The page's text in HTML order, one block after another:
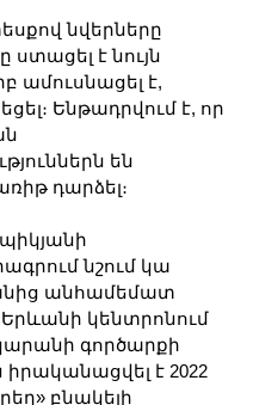
նվերները
է նույն
ամուսնացել է,
Ենթադրվում է, որ
են
դարձել։
նշում կա
անհամեմատ
կենտրոնում
գործարքի
իրականացվել է 2022
բնակելի